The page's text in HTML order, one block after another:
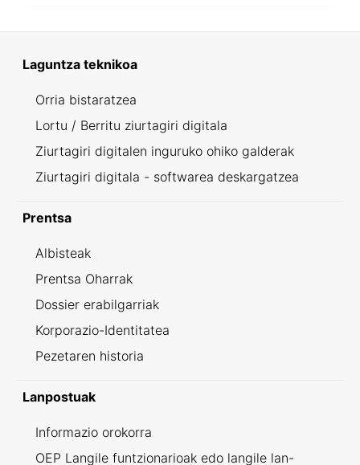
Laguntza teknikoa
Orria bistaratzea
Lortu / Berritu ziurtagiri digitala
Ziurtagiri digitalen inguruko ohiko galderak
Ziurtagiri digitala - softwarea deskargatzea
Prentsa
Albisteak
Prentsa Oharrak
Dossier erabilgarriak
Korporazio-Identitatea
Pezetaren historia
Lanpostuak
Informazio orokorra
OEP Langile funtzionarioak edo langile lan-